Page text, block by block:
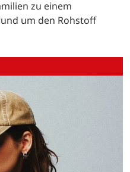
zu einem
um den Rohstoff